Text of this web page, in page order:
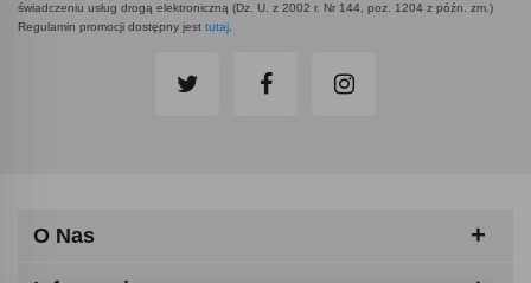
świadczeniu usług drogą elektroniczną (Dz. U. z 2002 r. Nr 144, poz. 1204 z późn. zm.)
Regulamin promocji dostępny jest tutaj.
O Nas